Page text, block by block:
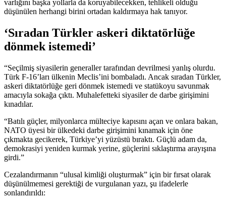
varlığını başka yollarla da koruyabilecekken, tehlikeli olduğu
düşünülen herhangi birini ortadan kaldırmaya hak tanıyor.
‘Sıradan Türkler askeri diktatörlüğe
dönmek istemedi’
“Seçilmiş siyasilerin generaller tarafından devrilmesi yanlış olurdu.
Türk F-16’ları ülkenin Meclis’ini bombaladı. Ancak sıradan Türkler,
askeri diktatörlüğe geri dönmek istemedi ve statükoyu savunmak
amacıyla sokağa çıktı. Muhalefetteki siyasiler de darbe girişimini
kınadılar.
“Batılı güçler, milyonlarca mülteciye kapısını açan ve onlara bakan,
NATO üyesi bir ülkedeki darbe girişimini kınamak için öne
çıkmakta gecikerek, Türkiye’yi yüzüstü bıraktı. Güçlü adam da,
demokrasiyi yeniden kurmak yerine, güçlerini sıklaştırma arayışına
girdi.”
Cezalandırmanın “ulusal kimliği oluşturmak” için bir fırsat olarak
düşünülmemesi gerektiği de vurgulanan yazı, şu ifadelerle
sonlandırıldı: